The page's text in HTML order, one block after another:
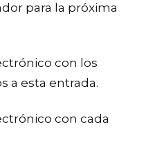
para la próxima
con los
a esta entrada.
con cada